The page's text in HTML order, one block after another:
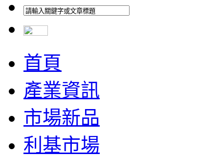
首頁
產業資訊
市場新品
利基市場